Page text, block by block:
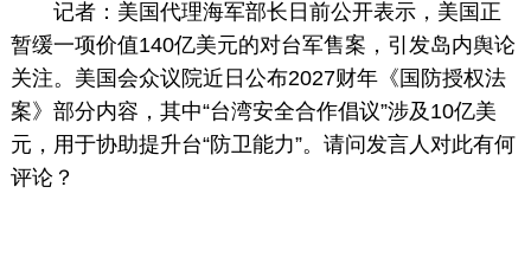
记者：美国代理海军部长日前公开表示，美国正
暂缓一项价值140亿美元的对台军售案，引发岛内舆论
关注。美国会众议院近日公布2027财年《国防授权法
案》部分内容，其中“台湾安全合作倡议”涉及10亿美
元，用于协助提升台“防卫能力”。请问发言人对此有何
评论？